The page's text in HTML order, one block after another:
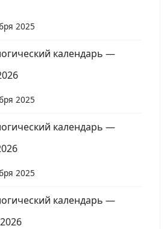
2025
календарь —
2025
календарь —
2025
календарь —